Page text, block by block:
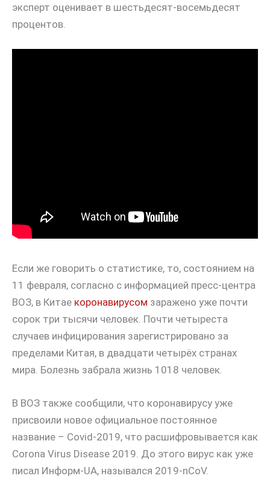
эксперт оценивает в шестьдесят-восемьдесят
процентов.
Если же говорить о статистике, то, состоянием на
11 февраля, согласно с информацией пресс-центра
ВОЗ, в Китае коронавирусом заражено уже почти
сорок три тысячи человек. Почти четыреста
случаев инфицирования зарегистрировано за
пределами Китая, в двадцати четырёх странах
мира. Болезнь забрала жизнь 1018 человек.
В ВОЗ также сообщили, что коронавирусу уже
присвоили новое официальное постоянное
название – Covid-2019, что расшифровывается как
Corona Virus Disease 2019. До этого вирус как уже
писал Информ-UA, назывался 2019-nCoV.